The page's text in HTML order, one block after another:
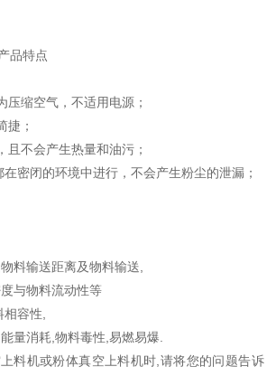
品特点
压缩空气，不适用电源；
捷；
且不会产生热量和油污；
密闭的环境中进行，不会产生粉尘的泄漏；
料输送距离及物料输送,
与物料流动性等
容性,
量消耗,物料毒性,易燃易爆.
料机或粉体真空上料机时,请将您的问题告诉